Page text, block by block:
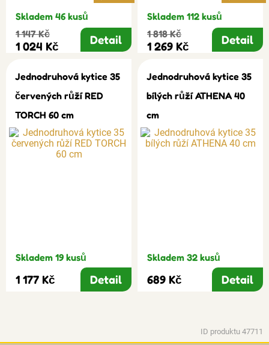
Skladem 46 kusů
1 147 Kč
1 024 Kč Detail
Skladem 112 kusů
1 818 Kč
1 269 Kč Detail
Jednodruhová kytice 35
červených růží RED
TORCH 60 cm
Skladem 19 kusů
1 177 Kč Detail
Jednodruhová kytice 35
bílých růží ATHENA 40
cm
Skladem 32 kusů
689 Kč Detail
ID produktu 47711